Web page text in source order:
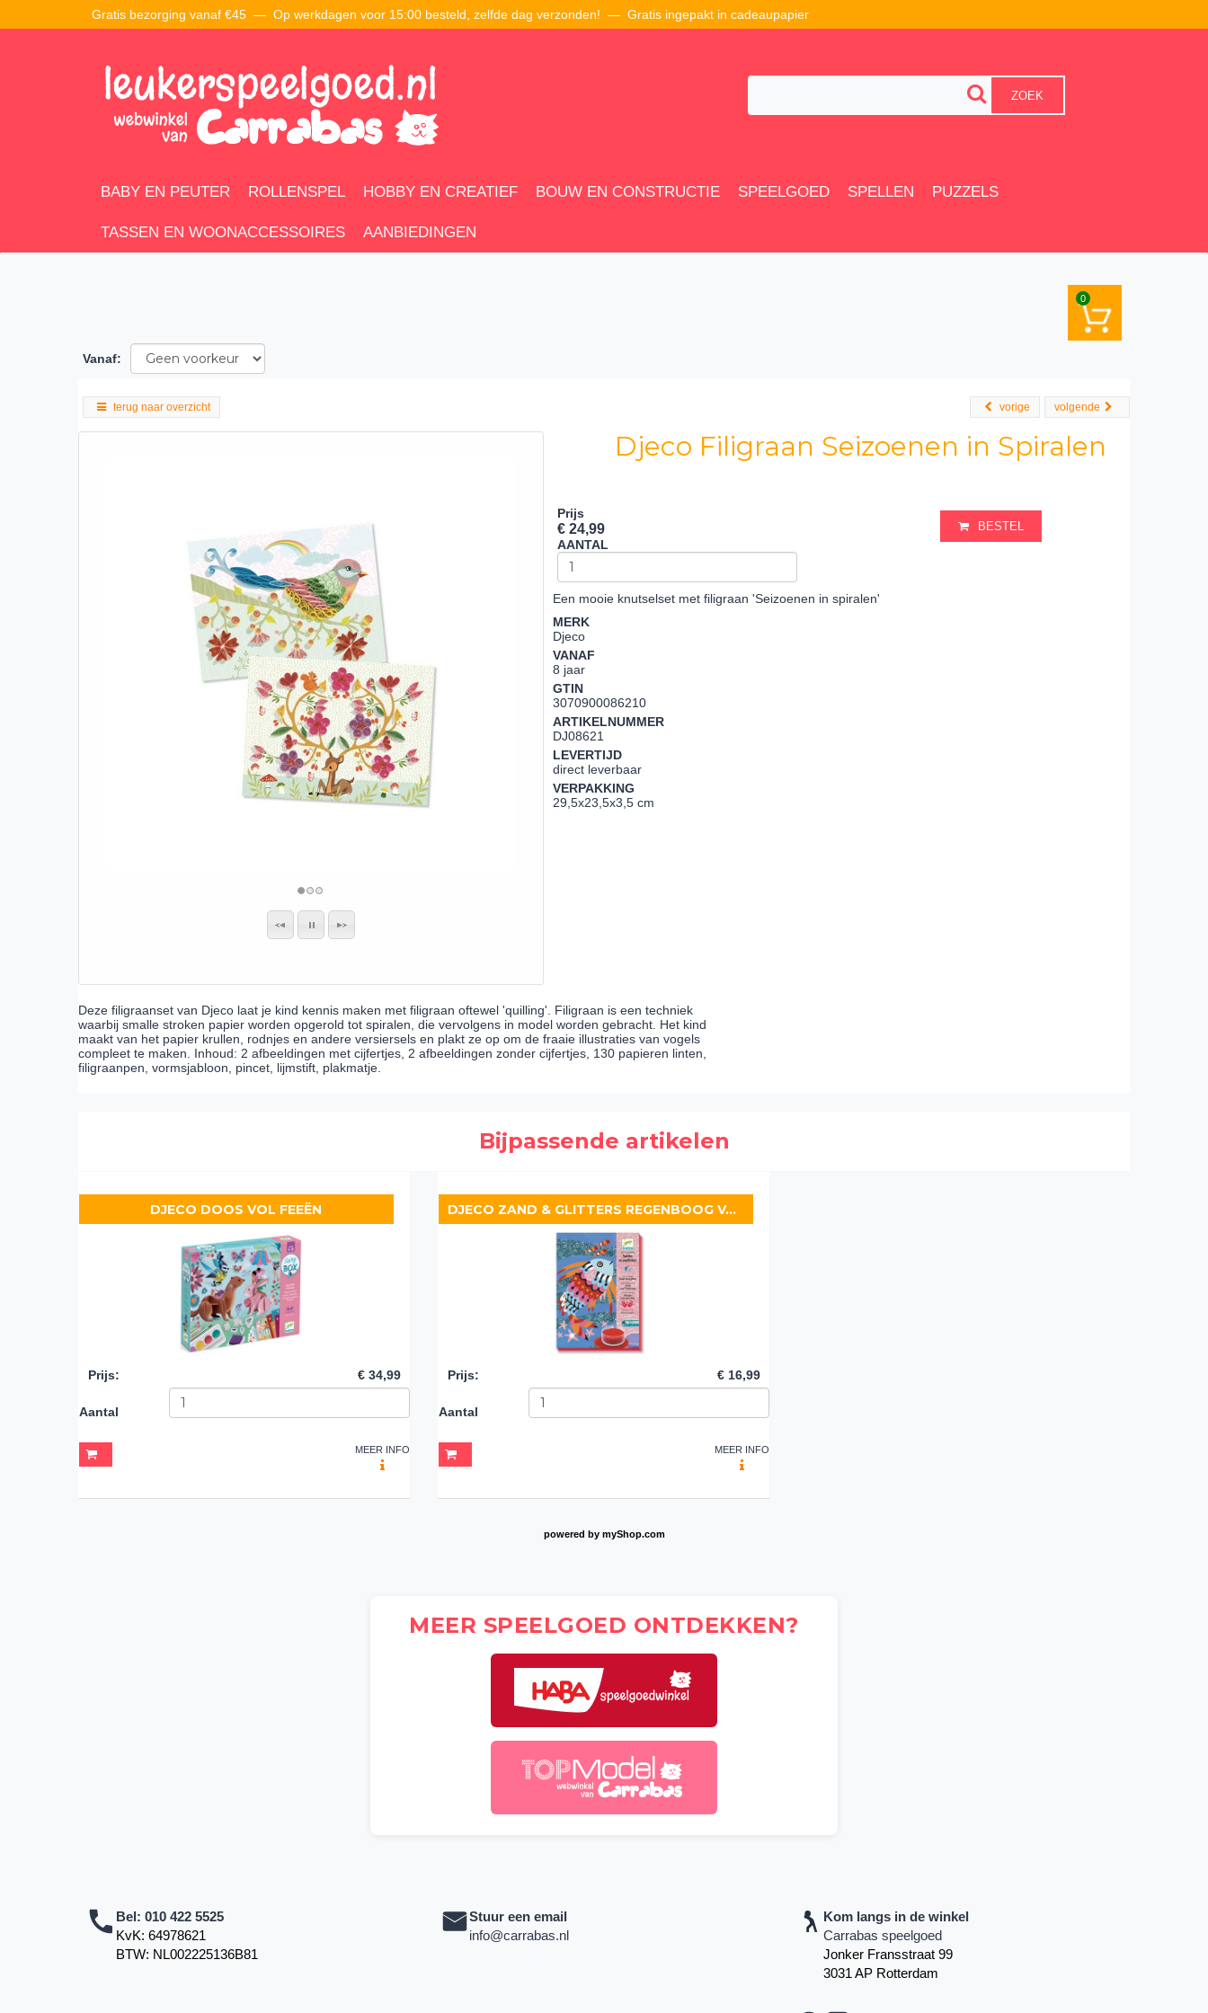
Gratis bezorging vanaf €45 — Op werkdagen voor 15:00 besteld, zelfde dag verzonden! — Gratis ingepakt in cadeaupapier
ZOEK
BABY EN PEUTER ROLLENSPEL HOBBY EN CREATIEF BOUW EN CONSTRUCTIE SPEELGOED SPELLEN PUZZELS
TASSEN EN WOONACCESSOIRES AANBIEDINGEN
0
Vanaf:
terug naar overzicht volgende
vorige
Djeco Filigraan Seizoenen in Spiralen
Prijs
€ 24,99
AANTAL
BESTEL
Een mooie knutselset met filigraan 'Seizoenen in spiralen'
MERK
Djeco
VANAF
8 jaar
GTIN
3070900086210
ARTIKELNUMMER
DJ08621
LEVERTIJD
direct leverbaar
VERPAKKING
29,5x23,5x3,5 cm
Deze filigraanset van Djeco laat je kind kennis maken met filigraan oftewel 'quilling'. Filigraan is een techniek
waarbij smalle stroken papier worden opgerold tot spiralen, die vervolgens in model worden gebracht. Het kind
maakt van het papier krullen, rodnjes en andere versiersels en plakt ze op om de fraaie illustraties van vogels
compleet te maken. Inhoud: 2 afbeeldingen met cijfertjes, 2 afbeeldingen zonder cijfertjes, 130 papieren linten,
filigraanpen, vormsjabloon, pincet, lijmstift, plakmatje.
Bijpassende artikelen
DJECO DOOS VOL FEEËN
Prijs: € 34,99
Aantal
MEER INFO
DJECO ZAND & GLITTERS REGENBOOG VAN VISSEN
Prijs: € 16,99
Aantal
MEER INFO
powered by myShop.com
MEER SPEELGOED ONTDEKKEN?
Bel: 010 422 5525
KvK: 64978621
BTW: NL002225136B81
Stuur een email
info@carrabas.nl
Kom langs in de winkel
Carrabas speelgoed
Jonker Fransstraat 99
3031 AP Rotterdam